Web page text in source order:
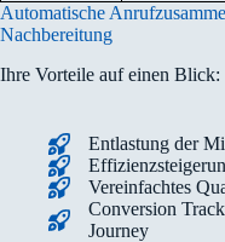
Automatische
Nachbereitung
Ihre Vorteile auf einen Blick:
Entlastung der
Vereinfachtes
Conversion
Journey